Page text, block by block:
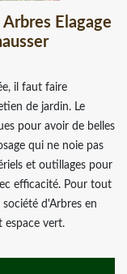
Elagage
il faut faire
de jardin. Le
pour avoir de belles
qui ne noie pas
et outillages pour
efficacité. Pour tout
d'Arbres en
espace vert.